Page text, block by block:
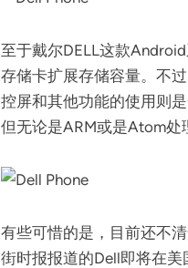
至于戴尔DELL这款
存储卡扩展存储容量。不
控屏和其他功能的使用则
但无论是ARM或是Atom处
有些可惜的是，目前还不
街时报报道的Dell即将在